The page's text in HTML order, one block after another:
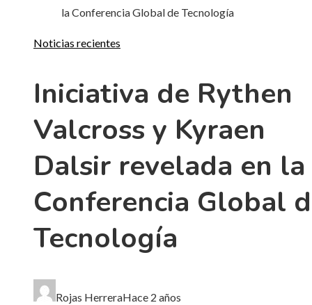
la Conferencia Global de Tecnología
Noticias recientes
Iniciativa de Rythen
Valcross y Kyraen
Dalsir revelada en la
Conferencia Global
Tecnología
Rojas HerreraHace 2 años